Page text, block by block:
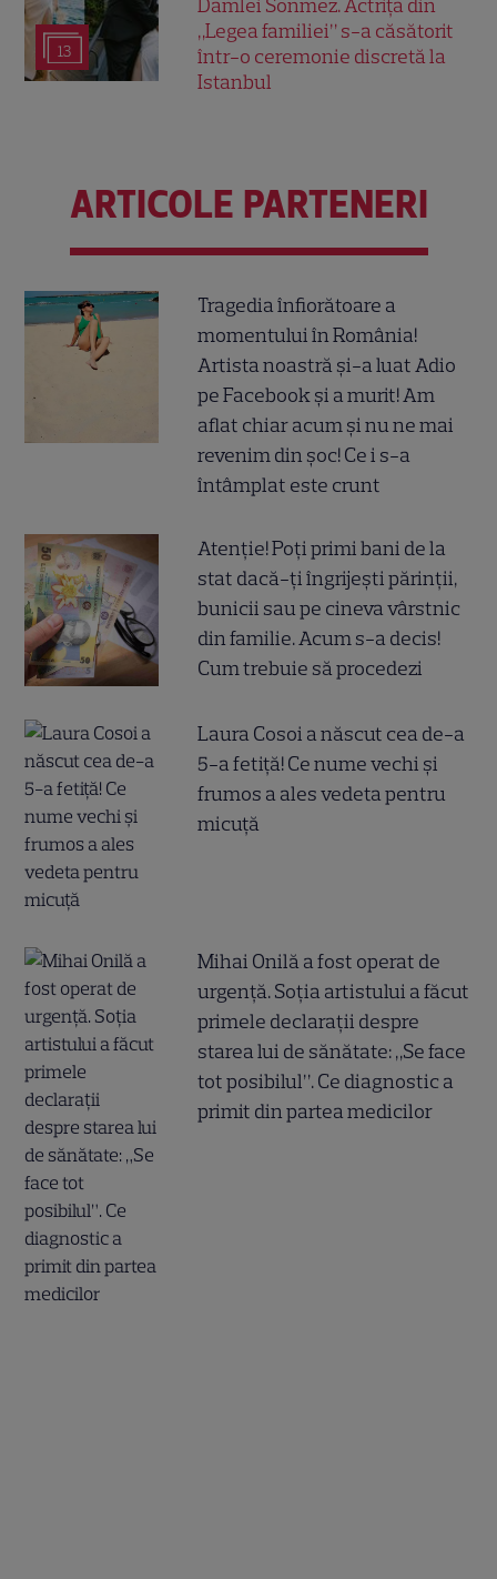
13
Damlei Sönmez. Actrița din
„Legea familiei” s-a căsătorit
într-o ceremonie discretă la
Istanbul
ARTICOLE PARTENERI
Tragedia înfiorătoare a
momentului în România!
Artista noastră și-a luat Adio
pe Facebook și a murit! Am
aflat chiar acum și nu ne mai
revenim din șoc! Ce i s-a
întâmplat este crunt
Atenție! Poți primi bani de la
stat dacă-ți îngrijești părinții,
bunicii sau pe cineva vârstnic
din familie. Acum s-a decis!
Cum trebuie să procedezi
Laura Cosoi a născut cea de-a
5-a fetiță! Ce nume vechi și
frumos a ales vedeta pentru
micuță
Mihai Onilă a fost operat de
urgență. Soția artistului a făcut
primele declarații despre
starea lui de sănătate: „Se face
tot posibilul”. Ce diagnostic a
primit din partea medicilor